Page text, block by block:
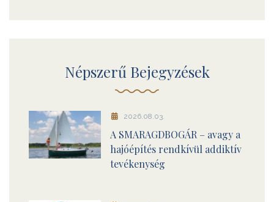
Népszerű Bejegyzések
2026.08.03.
A SMARAGDBOGÁR – avagy a
hajóépítés rendkívül addiktív
tevékenység